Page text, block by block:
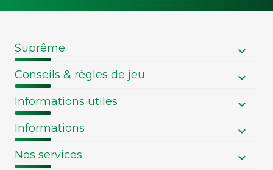
Suprême
Conseils & règles de jeu
Informations utiles
Informations
Nos services